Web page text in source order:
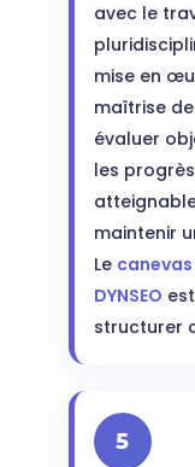
avec le
mise en
maîtrise
évaluer
les
maintenir
Le canevas
DYNSEO
structurer
5